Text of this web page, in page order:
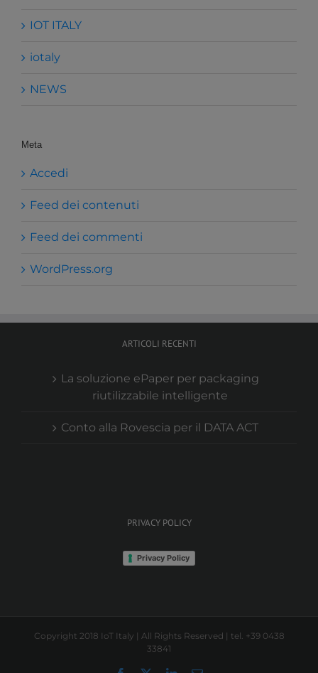
IOT ITALY
iotaly
NEWS
Meta
Accedi
Feed dei contenuti
Feed dei commenti
WordPress.org
ARTICOLI RECENTI
La soluzione ePaper per packaging
riutilizzabile intelligente
Conto alla Rovescia per il DATA ACT
PRIVACY POLICY
Privacy Policy
Copyright 2018 IoT Italy | All Rights Reserved | tel. +39 0438
33841